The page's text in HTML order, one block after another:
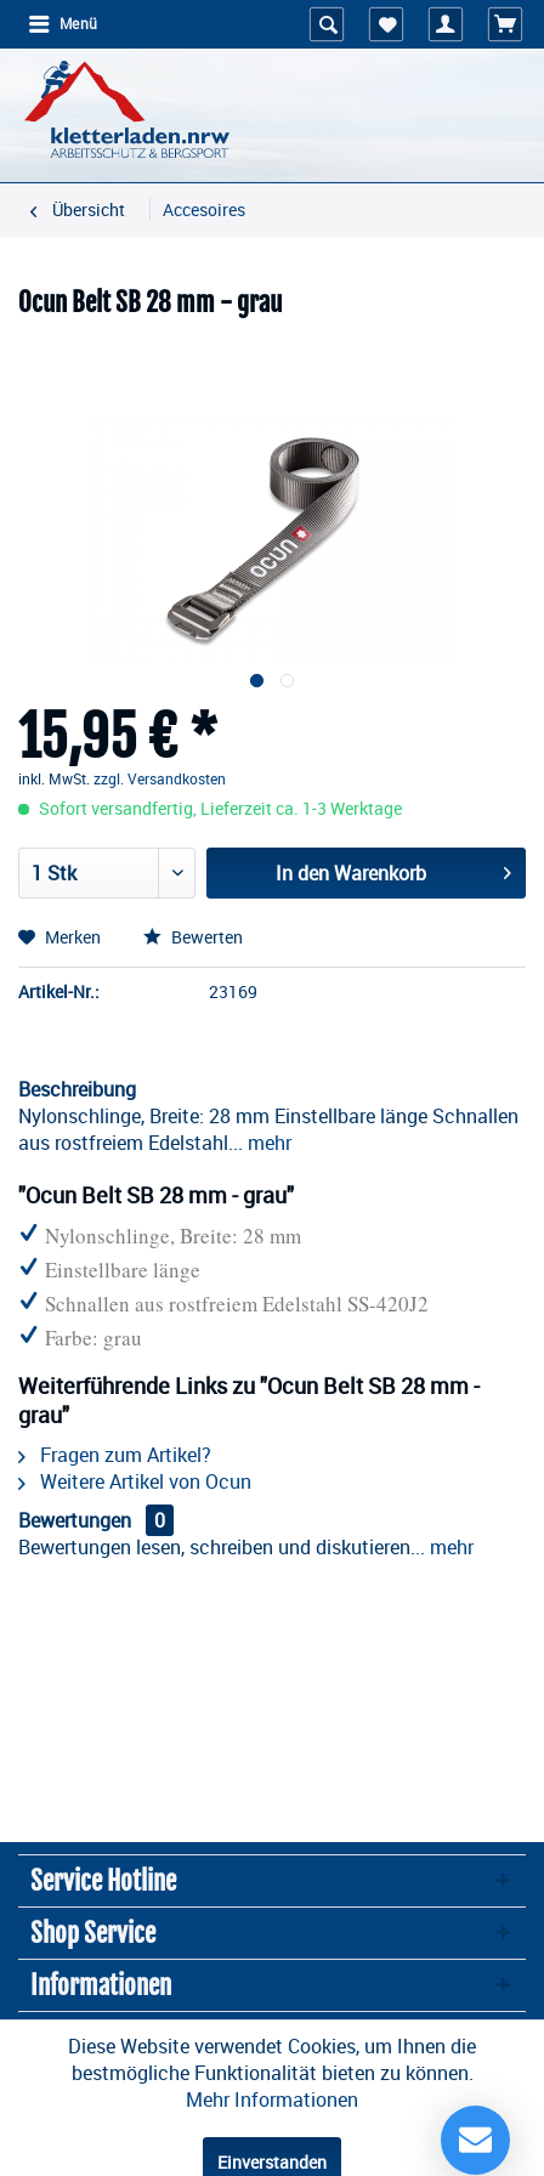
Menü
Übersicht Accesoires
Ocun Belt SB 28 mm - grau
15,95 € *
inkl. MwSt. zzgl. Versandkosten
Sofort versandfertig, Lieferzeit ca. 1-3 Werktage
In denWarenkorb
Merken Bewerten
Artikel-Nr.: 23169
Beschreibung
Nylonschlinge, Breite: 28 mm Einstellbare länge Schnallen
aus rostfreiem Edelstahl... mehr
"Ocun Belt SB 28 mm - grau"
Nylonschlinge, Breite: 28 mm
Einstellbare länge
Schnallen aus rostfreiem Edelstahl SS-420J2
Farbe: grau
Weiterführende Links zu "Ocun Belt SB 28 mm -
grau"
Fragen zum Artikel?
Weitere Artikel von Ocun
Bewertungen
0
Bewertungen lesen, schreiben und diskutieren... mehr
Service Hotline
Shop Service
Informationen
Newsletter
* Alle Preise inkl. gesetzl. Mehrwertsteuer zzgl.Versandkosten
und ggf.
Nachnahmegebühren, wenn nicht anders beschrieben
Design und Entwicklung durch die
Diese Website verwendet Cookies, um Ihnen die
bestmögliche Funktionalität bieten zu können.
Mehr Informationen
Einverstanden